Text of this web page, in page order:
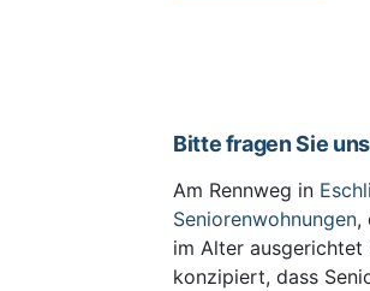
Bitte fragen Sie
Am Rennweg in
Seniorenwohnungen,
im Alter ausgerichtet
konzipiert, dass